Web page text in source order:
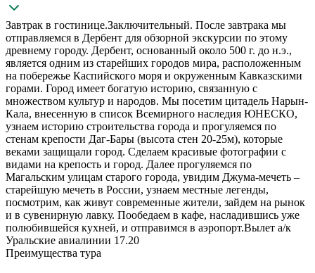
Завтрак в гостинице.Заключительный. После завтрака мы
отправляемся в Дербент для обзорной экскурсии по этому
древнему городу. Дербент, основанный около 500 г. до н.э.,
является одним из старейших городов мира, расположенным
на побережье Каспийского моря и окруженным Кавказскими
горами. Город имеет богатую историю, связанную с
множеством культур и народов. Мы посетим цитадель Нарын-
Кала, внесенную в список Всемирного наследия ЮНЕСКО,
узнаем историю строительства города и прогуляемся по
стенам крепости Даг-Бары (высота стен 20-25м), которые
веками защищали город. Сделаем красивые фотографии с
видами на крепость и город. Далее прогуляемся по
Магальским улицам старого города, увидим Джума-мечеть –
старейшую мечеть в России, узнаем местные легенды,
посмотрим, как живут современные жители, зайдем на рынок
и в сувенирную лавку. Пообедаем в кафе, насладившись уже
полюбившейся кухней, и отправимся в аэропорт.Вылет а/к
Уральские авиалинии 17.20
Преимущества тура